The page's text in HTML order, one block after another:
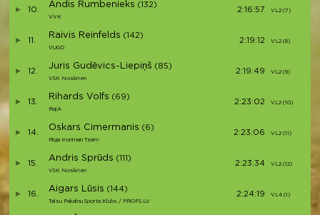
10.
Andis Rumbenieks (132)
VVK
2:16:57 VL2 (7)
11.
Raivis Reinfelds (142)
VUGD
2:19:12 VL2 (8)
12.
Juris Gudēvics-Liepiņš (85)
VSK Noskrien
2:19:49 VL2 (9)
13.
Rihards Volfs (69)
RajA
2:23:02 VL2 (10)
14.
Oskars Cimermanis (6)
Riga Ironman Team
2:23:06 VL2 (11)
15.
Andris Sprūds (111)
VSK Noskrien
2:23:34 VL2 (12)
16.
Aigars Lūsis (144)
Talsu Pakalnu Sporta Klubs / PROFS.LV
2:24:19 VL4 (1)